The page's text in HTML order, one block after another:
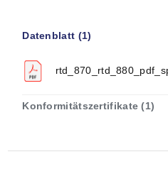
Datenblatt (1)
Konformitätszertifikate (1)